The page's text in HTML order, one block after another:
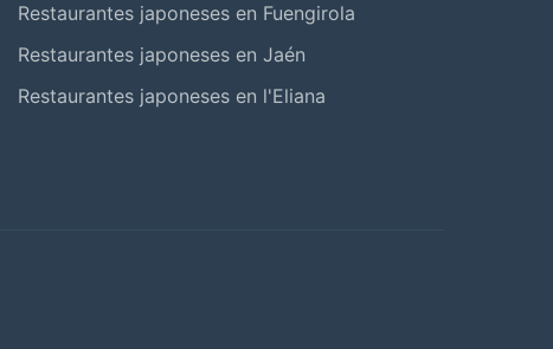
Restaurantes japoneses en Fuengirola
Restaurantes japoneses en Jaén
Restaurantes japoneses en l'Eliana